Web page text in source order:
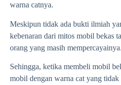
warna catnya.
Meskipun tidak ada bukti ilmiah
kebenaran dari mitos mobil bekas
orang yang masih mempercayainya.
Sehingga, ketika membeli mobil
mobil dengan warna cat yang tidak